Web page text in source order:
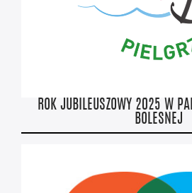
ROK JUBILEUSZOWY 2025 W
BOLESNEJ